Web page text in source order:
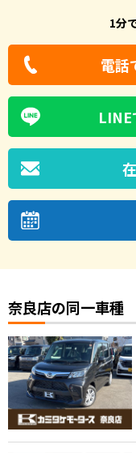
1分
電話
奈良店の同一車種